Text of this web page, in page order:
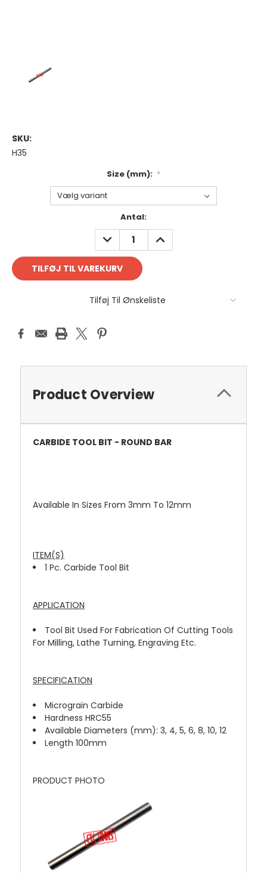
SKU:
H35
Size (mm): *
Antal:
REDUCER
ANTAL:
FORØG
ANTAL:
Tilføj Til Ønskeliste
Product Overview
CARBIDE TOOL BIT - ROUND BAR
Available In Sizes From 3mm To 12mm
ITEM(S)
1 Pc. Carbide Tool Bit
APPLICATION
Tool Bit Used For Fabrication Of Cutting Tools
For Milling, Lathe Turning, Engraving Etc.
SPECIFICATION
Micrograin Carbide
Hardness HRC55
Available Diameters (mm): 3, 4, 5, 6, 8, 10, 12
Length 100mm
PRODUCT PHOTO